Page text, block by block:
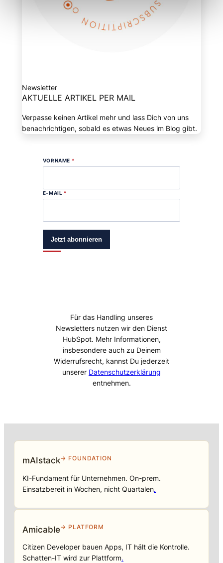
Newsletter
AKTUELLE ARTIKEL PER MAIL
Verpasse keinen Artikel mehr und lass Dich von uns
benachrichtigen, sobald es etwas Neues im Blog gibt.
VORNAME *
E-MAIL *
Jetzt abonnieren
Für das Handling unseres
Newsletters nutzen wir den Dienst
HubSpot. Mehr Informationen,
insbesondere auch zu Deinem
Widerrufsrecht, kannst Du jederzeit
unserer Datenschutzerklärung
entnehmen.
mAIstack→ FOUNDATION
KI-Fundament für Unternehmen. On-prem.
Einsatzbereit in Wochen, nicht Quartalen.
Amicable→ PLATFORM
Citizen Developer bauen Apps, IT hält die Kontrolle.
Schatten-IT wird zur Plattform.